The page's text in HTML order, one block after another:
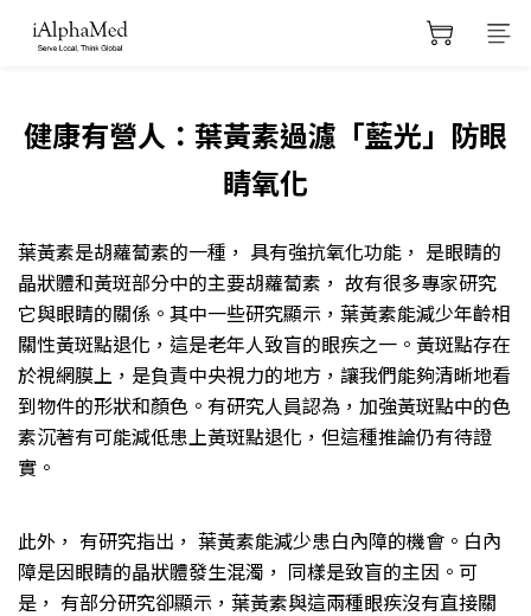
健康有營人：葉黃素過濾「藍光」防眼
睛氧化
葉黃素是胡蘿蔔素的一種， 具有強抗氧化功能， 是眼睛的
晶狀體和黃斑部分中的主要胡蘿蔔素， 故有很多專家研究
它與眼睛的關係。其中一些研究顯示，葉黃素能減少年齡相
關性黃斑點退化，這是老年人致盲的眼疾之一。黃斑點存在
於視網膜上，是負責中央視力的地方，讓我們能夠清晰地看
到物件的形狀和顏色。有研究人員認為，加強黃斑點中的色
素沉著有可能減低患上黃斑點退化，但這種推論仍有待證
實。
此外， 有研究指出， 葉黃素能減少患白內障的機會。白內
障是因眼睛的晶狀體發生混濁， 同樣是致盲的主因。可
是， 有部分研究卻顯示，葉黃素與這兩種眼疾沒有直接關